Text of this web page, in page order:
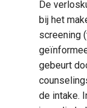
De
bij het
screening
gebeurt
de intake.